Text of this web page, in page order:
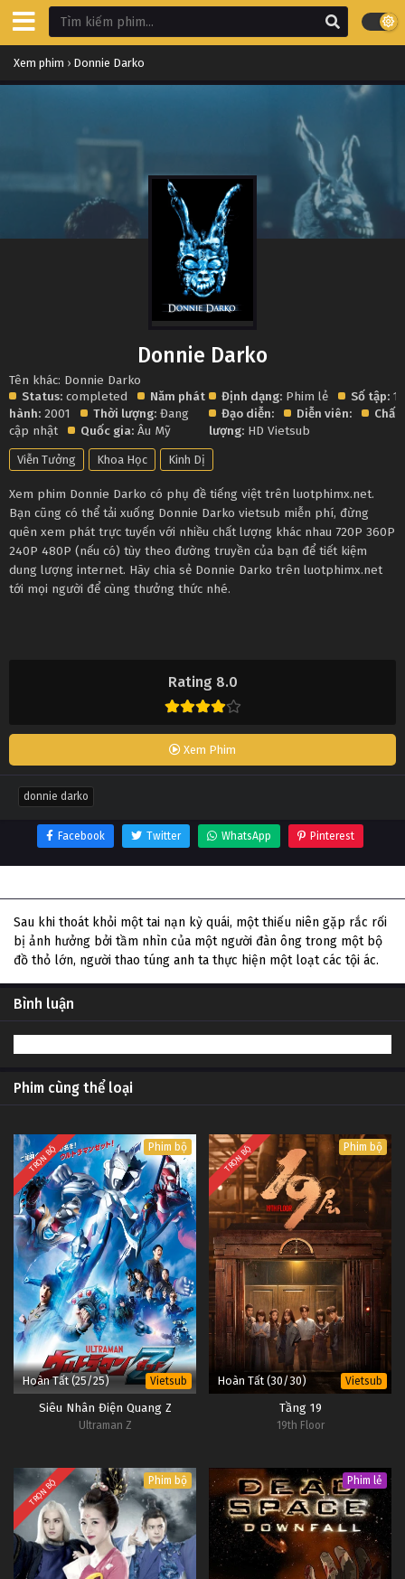
Xem phim › Donnie Darko
Rating 8.0
Xem Phim
Donnie Darko
Tên khác: Donnie Darko
Status: completed
Năm phát
hành: 2001 Thời lượng: Đang
cập nhật
Quốc gia: Âu Mỹ
Định dạng: Phim lẻ Số tập: 1
Đạo diễn:
Diễn viên:
Chất
lượng: HD Vietsub
Viễn Tưởng Khoa Học Kinh Dị
Xem phim Donnie Darko có phụ đề tiếng việt trên luotphimx.net.
Bạn cũng có thể tải xuống Donnie Darko vietsub miễn phí, đừng
quên xem phát trực tuyến với nhiều chất lượng khác nhau 720P 360P
240P 480P (nếu có) tùy theo đường truyền của bạn để tiết kiệm
dung lượng internet. Hãy chia sẻ Donnie Darko trên luotphimx.net
tới mọi người để cùng thưởng thức nhé.
donnie darko
Facebook Twitter WhatsApp Pinterest
Sau khi thoát khỏi một tai nạn kỳ quái, một thiếu niên gặp rắc rối
bị ảnh hưởng bởi tầm nhìn của một người đàn ông trong một bộ
đồ thỏ lớn, người thao túng anh ta thực hiện một loạt các tội ác.
Bình luận
Phim cùng thể loại
TRỌN BỘ Phim bộ
Hoàn Tất (25/25) Vietsub
Siêu Nhân Điện Quang Z
Ultraman Z
TRỌN BỘ Phim bộ
Hoàn Tất (30/30) Vietsub
Tầng 19
19th Floor
TRỌN BỘ Phim bộ Phim lẻ